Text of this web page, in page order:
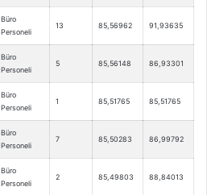
Büro
Personeli
13 85,56962 91,93635
Büro
Personeli
5 85,56148 86,93301
Büro
Personeli
1 85,51765 85,51765
Büro
Personeli
7 85,50283 86,99792
Büro
Personeli
2 85,49803 88,84013